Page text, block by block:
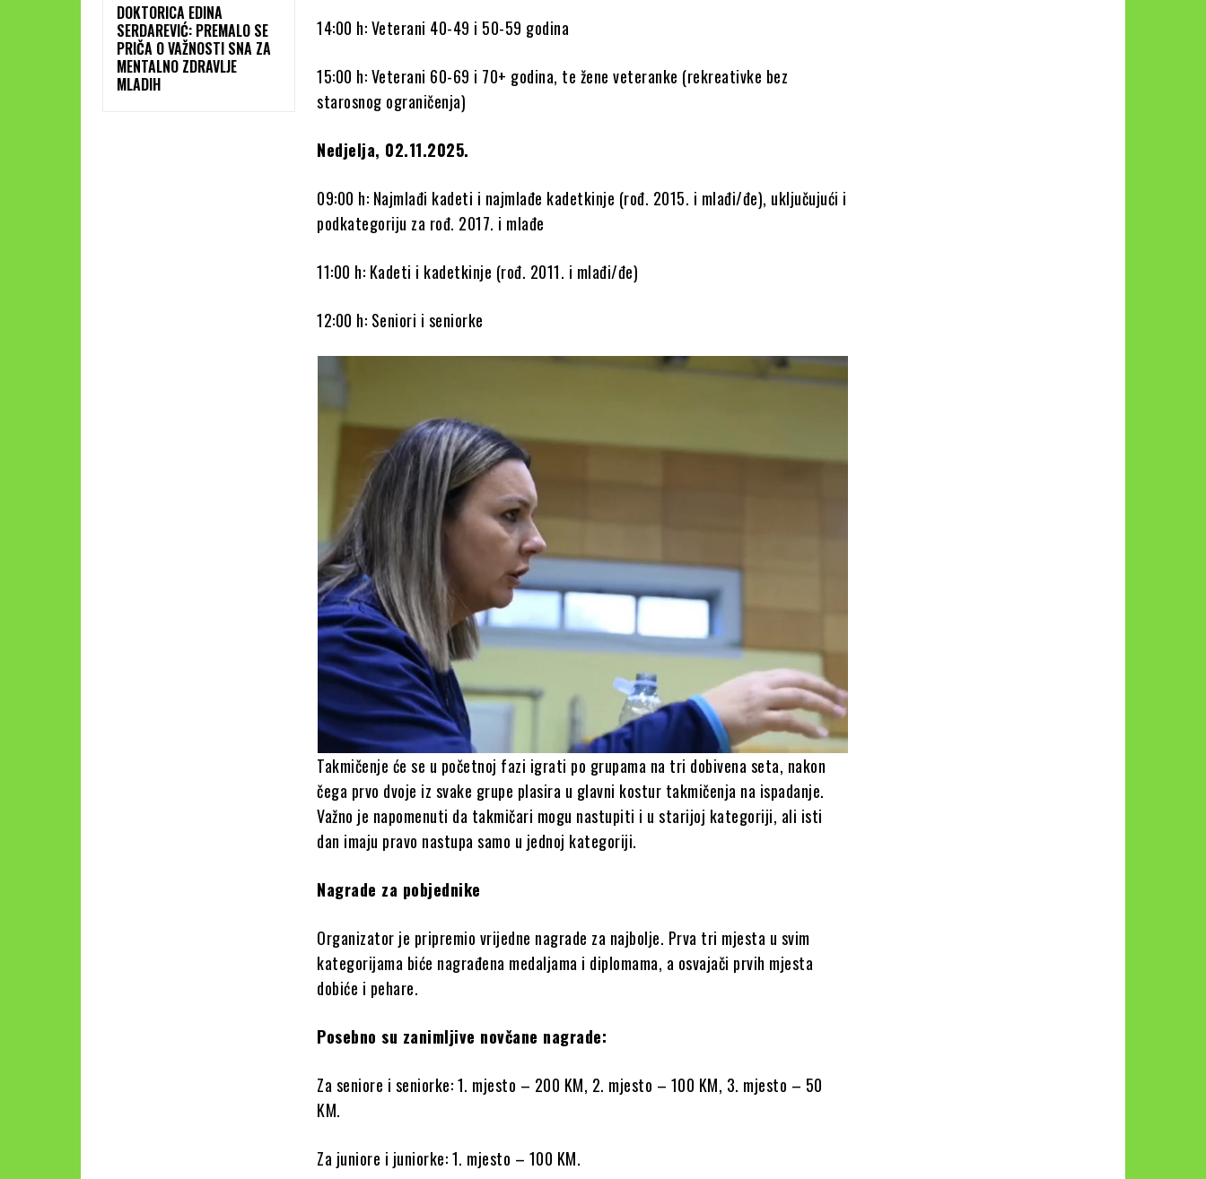
DOKTORICA EDINA
SERDAREVIĆ: PREMALO SE
PRIČA O VAŽNOSTI SNA ZA
MENTALNO ZDRAVLJE
MLADIH
14:00 h: Veterani 40-49 i 50-59 godina
15:00 h: Veterani 60-69 i 70+ godina, te žene veteranke (rekreativke bez
starosnog ograničenja)
Nedjelja, 02.11.2025.
09:00 h: Najmlađi kadeti i najmlađe kadetkinje (rođ. 2015. i mlađi/đe), uključujući i
podkategoriju za rođ. 2017. i mlađe
11:00 h: Kadeti i kadetkinje (rođ. 2011. i mlađi/đe)
12:00 h: Seniori i seniorke
Takmičenje će se u početnoj fazi igrati po grupama na tri dobivena seta, nakon
čega prvo dvoje iz svake grupe plasira u glavni kostur takmičenja na ispadanje.
Važno je napomenuti da takmičari mogu nastupiti i u starijoj kategoriji, ali isti
dan imaju pravo nastupa samo u jednoj kategoriji.
Nagrade za pobjednike
Organizator je pripremio vrijedne nagrade za najbolje. Prva tri mjesta u svim
kategorijama biće nagrađena medaljama i diplomama, a osvajači prvih mjesta
dobiće i pehare.
Posebno su zanimljive novčane nagrade:
Za seniore i seniorke: 1. mjesto – 200 KM, 2. mjesto – 100 KM, 3. mjesto – 50
KM.
Za juniore i juniorke: 1. mjesto – 100 KM.